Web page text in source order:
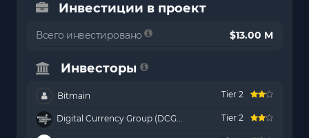
Инвестиции в проект
Всего инвестировано $13.00 M
Инвесторы
Bitmain Tier 2
Digital Currency Group (DCG... Tier 2